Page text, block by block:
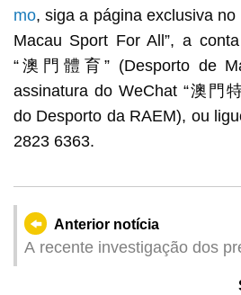
mo, siga a página exclusiva no
Macau Sport For All”, a
“澳門體育” (Desporto de
assinatura do WeChat “澳門
do Desporto da RAEM), ou
2823 6363.
Anterior notícia
A recente investigação dos